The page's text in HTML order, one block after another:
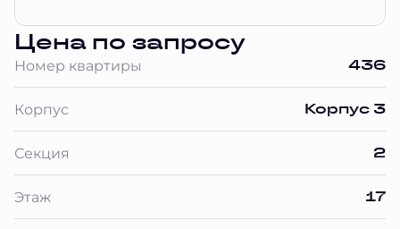
Цена по запросу
Номер квартиры 436
Корпус Корпус 3
Секция 2
Этаж 17